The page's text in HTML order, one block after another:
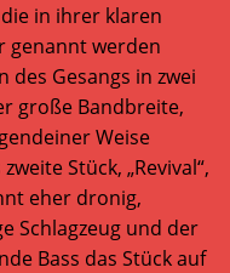
in ihrer klaren
genannt werden
Gesangs in zwei
große Bandbreite,
Weise
Stück, „Revival“,
eher dronig,
Schlagzeug und der
Bass das Stück auf